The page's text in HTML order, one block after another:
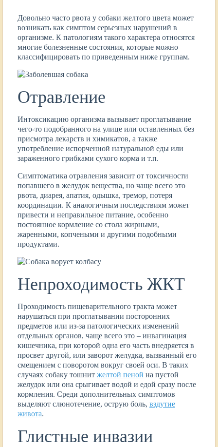
Довольно часто рвота у собаки желтого цвета может
возникать как симптом серьезных нарушений в
организме. К патологиям такого характера относятся
многие болезненные состояния, которые можно
классифицировать по приведенным ниже группам.
Отравление
Интоксикацию организма вызывает проглатывание
чего-то подобранного на улице или оставленных без
присмотра лекарств и химикатов, а также
употребление испорченной натуральной еды или
зараженного грибками сухого корма и т.п.
Симптоматика отравления зависит от токсичности
попавшего в желудок вещества, но чаще всего это
рвота, диарея, апатия, одышка, тремор, потеря
координации. К аналогичным последствиям может
привести и неправильное питание, особенно
постоянное кормление со стола жирными,
жаренными, копчеными и другими подобными
продуктами.
Непроходимость ЖКТ
Проходимость пищеварительного тракта может
нарушаться при проглатывании посторонних
предметов или из-за патологических изменений
отдельных органов, чаще всего это – инвагинация
кишечника, при которой одна его часть внедряется в
просвет другой, или заворот желудка, вызванный его
смещением с поворотом вокруг своей оси. В таких
случаях собаку тошнит желтой пеной на пустой
желудок или она срыгивает водой и едой сразу после
кормления. Среди дополнительных симптомов
выделяют слюнотечение, острую боль, вздутие
живота.
Глистные инвазии